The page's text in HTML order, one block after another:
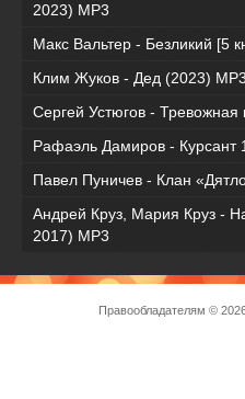
2023) MP3
Макс Вальтер - Безликий [5
Клим Жуков - Дед (2023) MP3
Сергей Устюгов -
Рафаэль Дамиров -
Павел Пуничев - Клан
Андрей Круз, Мария Круз -
2017) МР3
Правообладателям ©